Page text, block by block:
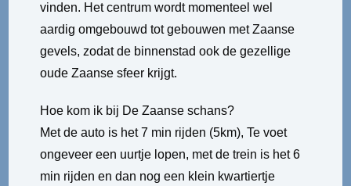
vinden. Het centrum wordt momenteel wel
aardig omgebouwd tot gebouwen met Zaanse
gevels, zodat de binnenstad ook de gezellige
oude Zaanse sfeer krijgt.
Hoe kom ik bij De Zaanse schans?
Met de auto is het 7 min rijden (5km), Te voet
ongeveer een uurtje lopen, met de trein is het 6
min rijden en dan nog een klein kwartiertje